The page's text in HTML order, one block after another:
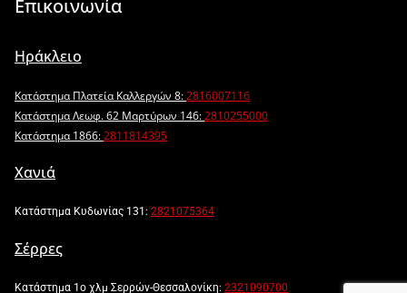
Επικοινωνία
Ηράκλειο
Κατάστημα Πλατεία Καλλεργών 8:2816007116
Κατάστημα Λεωφ. 62 Μαρτύρων 146:2810255000
Κατάστημα 1866:2811814395
Χανιά
Κατάστημα Κυδωνίας 131: 2821075364
Σέρρες
Κατάστημα 1ο χλμ Σερρών-Θεσσαλονίκη: 2321090700